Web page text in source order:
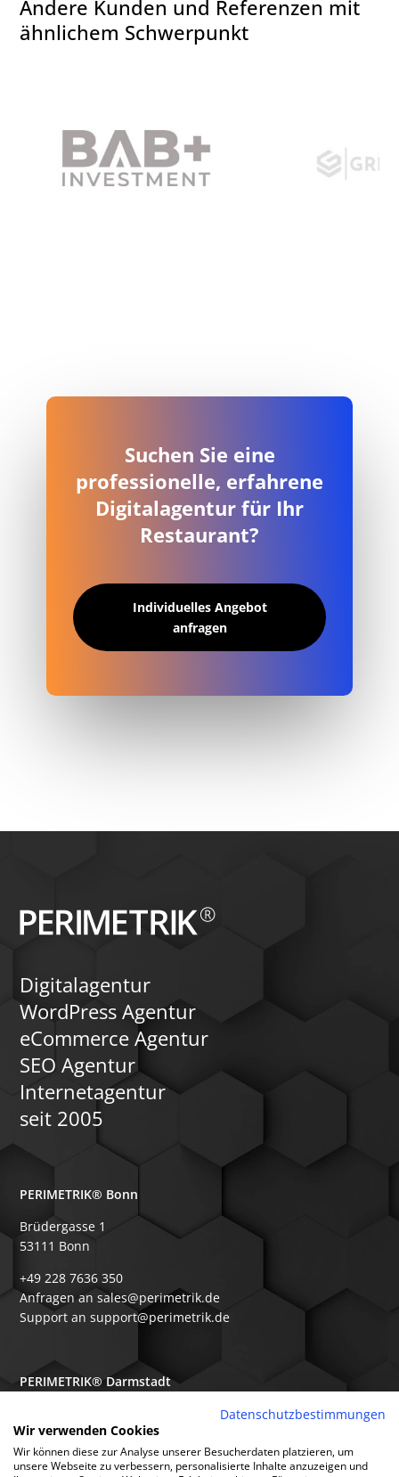
Andere Kunden und Referenzen mit
ähnlichem Schwerpunkt
B.A.B. Real Estate Investment
GmbH, Berlin
GREENLAW
Suchen Sie eine
professionelle, erfahrene
Digitalagentur für Ihr
Restaurant?
Individuelles Angebot
anfragen
Digitalagentur
WordPress Agentur
eCommerce Agentur
SEO Agentur
Internetagentur
seit 2005
PERIMETRIK® Bonn
Brüdergasse 1
53111 Bonn
+49 228 7636 350
Anfragen an sales@perimetrik.de
Support an support@perimetrik.de
PERIMETRIK® Darmstadt
64367 Mühltal
+49 6151 3944 80
Datenschutzbestimmungen
Wir verwenden Cookies
Wir können diese zur Analyse unserer Besucherdaten platzieren, um
unsere Webseite zu verbessern, personalisierte Inhalte anzuzeigen und